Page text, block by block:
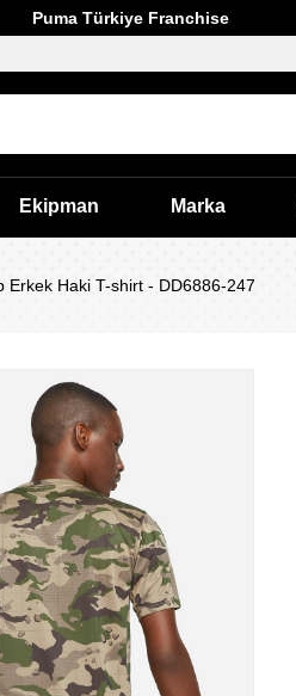
Puma Türkiye Franchise
Ekipman Marka
Erkek Haki T-shirt - DD6886-247